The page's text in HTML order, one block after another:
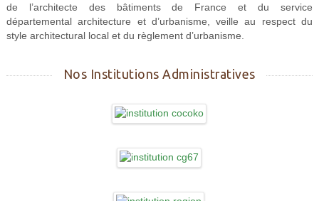
de l’architecte des bâtiments de France et du service
départemental architecture et d’urbanisme, veille au respect du
style architectural local et du règlement d’urbanisme.
Nos Institutions Administratives